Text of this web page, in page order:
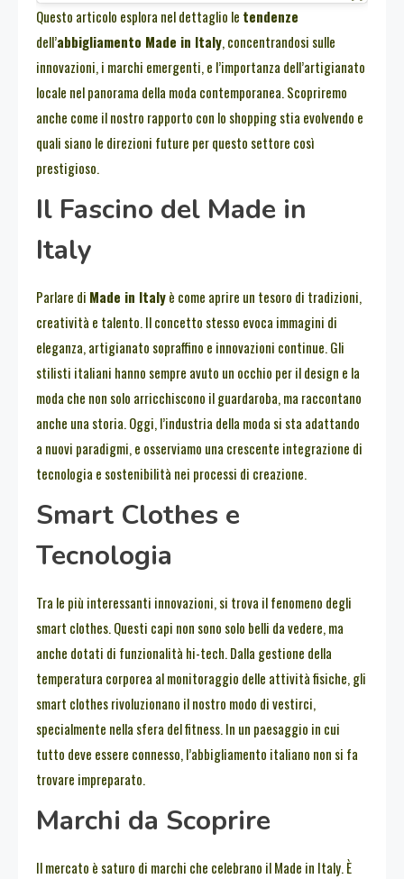
Questo articolo esplora nel dettaglio le tendenze
dell’abbigliamento Made in Italy, concentrandosi sulle
innovazioni, i marchi emergenti, e l’importanza dell’artigianato
locale nel panorama della moda contemporanea. Scopriremo
anche come il nostro rapporto con lo shopping stia evolvendo e
quali siano le direzioni future per questo settore così
prestigioso.
Il Fascino del Made in
Italy
Parlare di Made in Italyè come aprire un tesoro di tradizioni,
creatività e talento. Il concetto stesso evoca immagini di
eleganza, artigianato sopraffino e innovazioni continue. Gli
stilisti italiani hanno sempre avuto un occhio per il design e la
moda che non solo arricchiscono il guardaroba, ma raccontano
anche una storia. Oggi, l’industria della moda si sta adattando
a nuovi paradigmi, e osserviamo una crescente integrazione di
tecnologia e sostenibilità nei processi di creazione.
Smart Clothes e
Tecnologia
Tra le più interessanti innovazioni, si trova il fenomeno degli
smart clothes. Questi capi non sono solo belli da vedere, ma
anche dotati di funzionalità hi-tech. Dalla gestione della
temperatura corporea al monitoraggio delle attività fisiche, gli
smart clothes rivoluzionano il nostro modo di vestirci,
specialmente nella sfera del fitness. In un paesaggio in cui
tutto deve essere connesso, l’abbigliamento italiano non si fa
trovare impreparato.
Marchi da Scoprire
Il mercato è saturo di marchi che celebrano il Made in Italy. È